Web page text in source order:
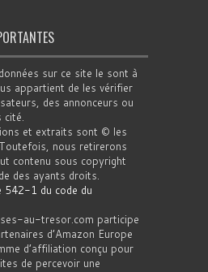
sur ce site le sont à
appartient de les vérifier
des annonceurs ou
et extraits sont © les
nous retirerons
contenu sous copyright
des ayants droits.
542-1 du code du
au-tresor.com participe
d’Amazon Europe
d’affiliation conçu pour
de percevoir une